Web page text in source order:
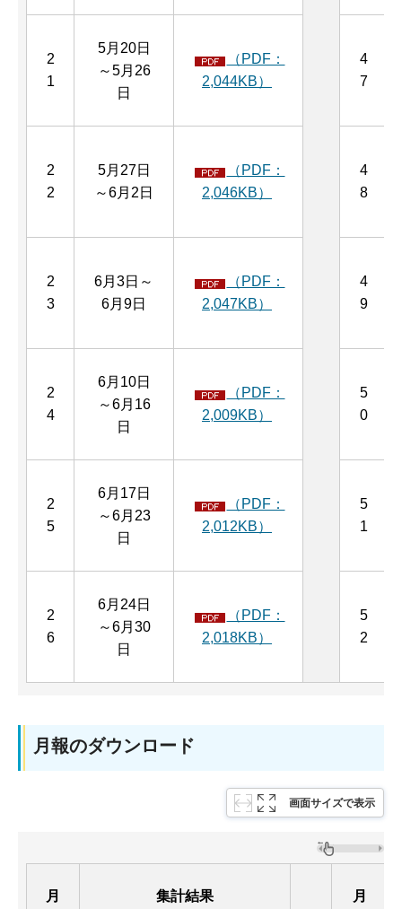
2
1
5月20日
～5月26
日
（PDF：
2,044KB）
4
7
2
2
5月27日
～6月2日
（PDF：
2,046KB）
4
8
2
3
6月3日～
6月9日
（PDF：
2,047KB）
4
9
2
4
6月10日
～6月16
日
（PDF：
2,009KB）
5
0
2
5
6月17日
～6月23
日
（PDF：
2,012KB）
5
1
2
6
6月24日
～6月30
日
（PDF：
2,018KB）
5
2
月報のダウンロード
画面サイズで表示
月 集計結果 月